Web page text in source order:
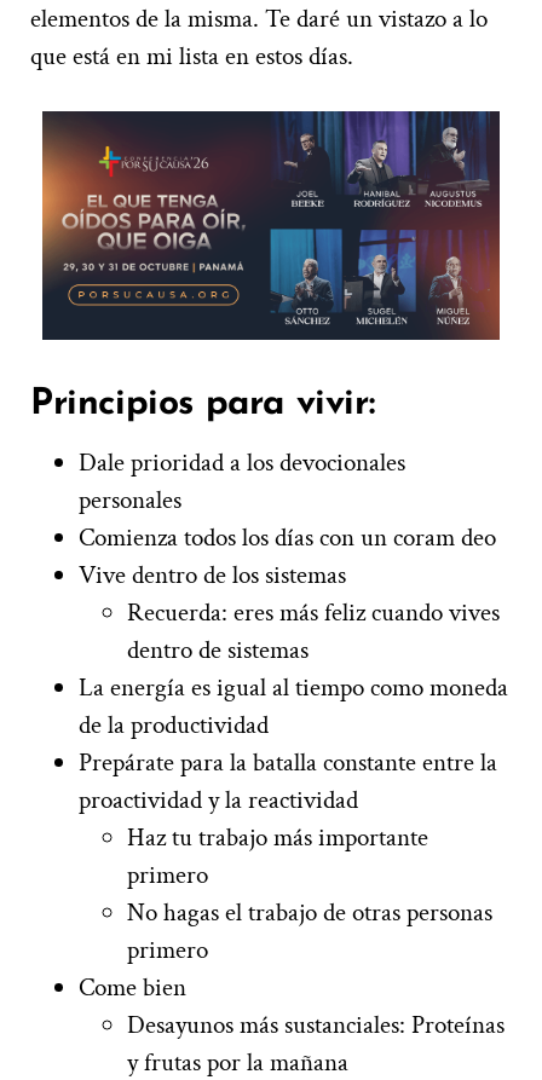
elementos de la misma. Te daré un vistazo a lo
que está en mi lista en estos días.
Principios para vivir:
Dale prioridad a los devocionales
personales
Comienza todos los días con un coram deo
Vive dentro de los sistemas
Recuerda: eres más feliz cuando vives
dentro de sistemas
La energía es igual al tiempo como moneda
de la productividad
Prepárate para la batalla constante entre la
proactividad y la reactividad
Haz tu trabajo más importante
primero
No hagas el trabajo de otras personas
primero
Come bien
Desayunos más sustanciales: Proteínas
y frutas por la mañana